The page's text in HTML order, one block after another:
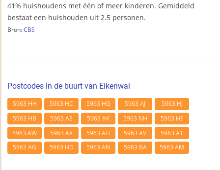
41% huishoudens met één of meer kinderen. Gemiddeld
bestaat een huishouden uit 2.5 personen.
Bron: CBS
Postcodes in de buurt van Eikenwal
5963 HH 5963 HC 5963 HG 5963 AJ
5963 HJ
5963 HB
5963 AE 5963 AK 5963 NH
5963 HE
5963 AW
5963 AX 5963 AH 5963 AV
5963 AT
5963 AG
5963 HD 5963 AN 5963 BA 5963 AM